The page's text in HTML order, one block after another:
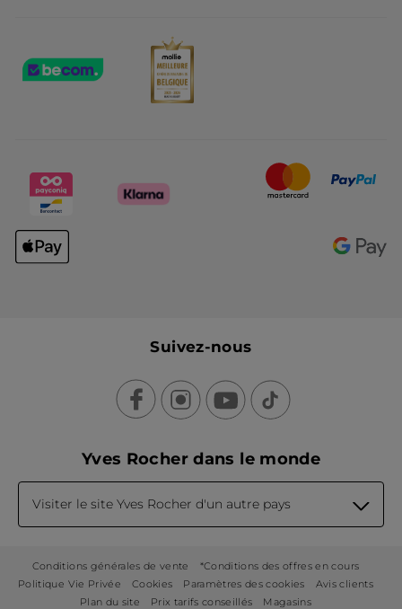
Suivez-nous
Yves Rocher dans le monde
Visiter le site Yves Rocher d'un autre pays
Conditions générales de vente
*Conditions des offres en cours
Politique Vie Privée
Cookies Paramètres des cookies
Avis clients
Plan du site
Prix tarifs conseillés Magasins